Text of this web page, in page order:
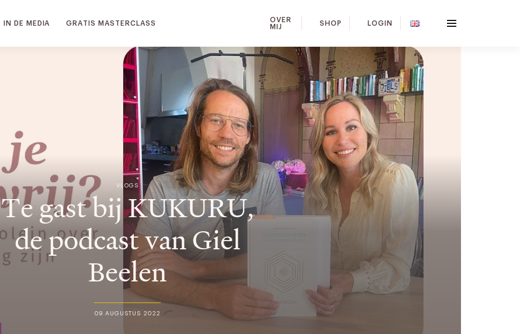
IN DE MEDIA GRATIS MASTERCLASS
OVER
MIJ
SHOP LOGIN
VLOGS
Te gast bij KUKURU,
de podcast van Giel
Beelen
09 AUGUSTUS 2022